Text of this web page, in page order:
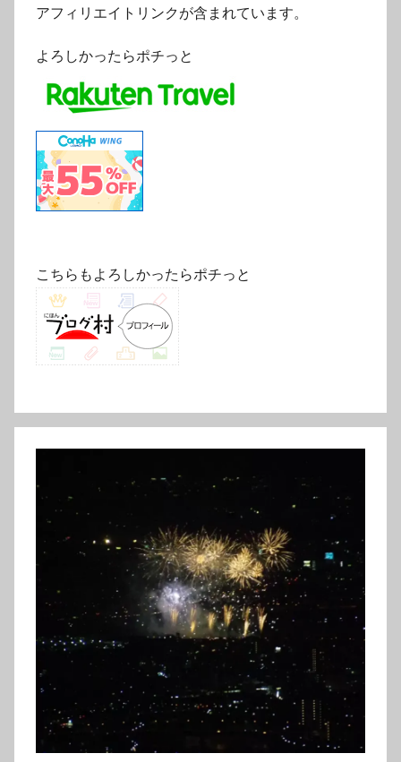
アフィリエイトリンクが含まれています。
よろしかったらポチっと
こちらもよろしかったらポチっと